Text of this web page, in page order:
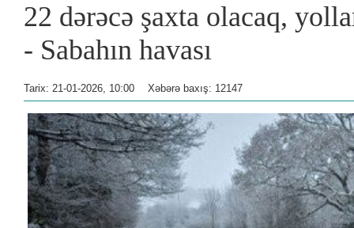
22 dərəcə şaxta olacaq,
- Sabahın havası
Tarix: 21-01-2026, 10:00 Xəbərə baxış: 12147